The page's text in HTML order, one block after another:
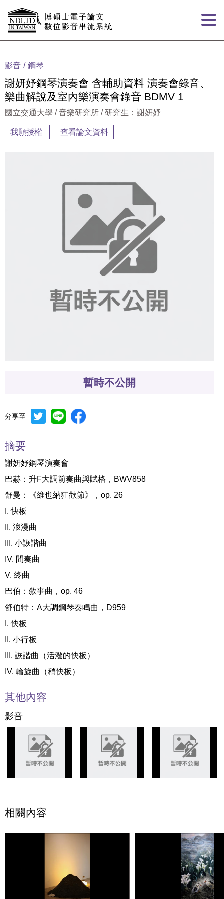
影音 鋼琴
謝妍妤鋼琴演奏會 含輔助資料 演奏會錄音、
樂曲解說及室內樂演奏會錄音 BDMV 1
國立交通大學 / 音樂研究所 / 研究生：謝妍妤
我願授權 查看論文資料
暫時不公開
分享至
摘要
謝妍妤鋼琴演奏會
巴赫：升F大調前奏曲與賦格，BWV858
舒曼：《維也納狂歡節》，op. 26
I. 快板
II. 浪漫曲
III. 小詼諧曲
IV. 間奏曲
V. 終曲
巴伯：敘事曲，op. 46
舒伯特：A大調鋼琴奏鳴曲，D959
I. 快板
II. 小行板
III. 詼諧曲（活潑的快板）
IV. 輪旋曲（稍快板）
其他內容
影音
相關內容